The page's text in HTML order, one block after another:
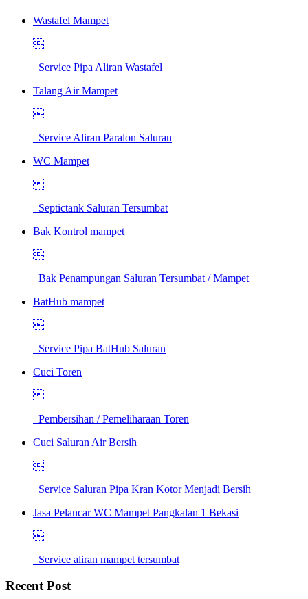
Wastafel Mampet

Service Pipa Aliran Wastafel
Talang Air Mampet

Service Aliran Paralon Saluran
WC Mampet

Septictank Saluran Tersumbat
Bak Kontrol mampet

Bak Penampungan Saluran Tersumbat / Mampet
BatHub mampet

Service Pipa BatHub Saluran
Cuci Toren

Pembersihan / Pemeliharaan Toren
Cuci Saluran Air Bersih

Service Saluran Pipa Kran Kotor Menjadi Bersih
Jasa Pelancar WC Mampet Pangkalan 1 Bekasi

Service aliran mampet tersumbat
Recent Post